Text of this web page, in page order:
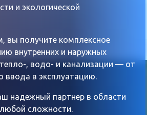
и экологической
вы получите комплексное
внутренних и наружных
, водо- и канализации — от
ввода в эксплуатацию.
надежный партнер в области
сложности.